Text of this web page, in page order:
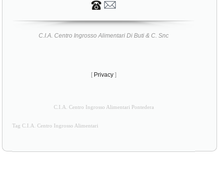
C.I.A. Centro Ingrosso Alimentari Di Buti & C. Snc
[ Privacy ]
C.I.A. Centro Ingrosso Alimentari Pontedera
Tag C.I.A. Centro Ingrosso Alimentari